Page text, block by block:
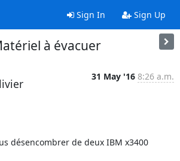
Sign In Sign Up
à évacuer
31 May '16 8:26 a.m.
désencombrer de deux IBM x3400